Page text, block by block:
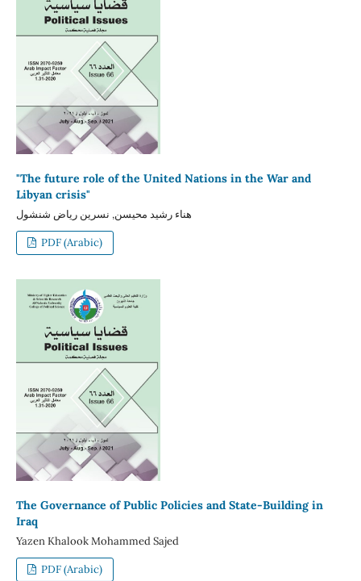
"The future role of the United Nations in the War and
Libyan crisis"
هناء رشيد محيسن, نسرين رياض شنشول
PDF (Arabic)
The Governance of Public Policies and State-Building in
Iraq
Yazen Khalook Mohammed Sajed
PDF (Arabic)